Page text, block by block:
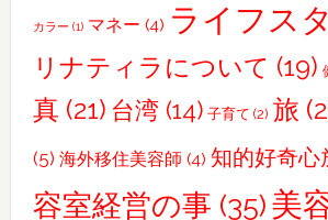
カラー (1) マネー (4) ライフス
リナティラについて (19)
真 (21) 台湾(14) 子育て (2) 旅
(5) 海外移住美容師 (4) 知的好奇心
容室経営の事 (35)美